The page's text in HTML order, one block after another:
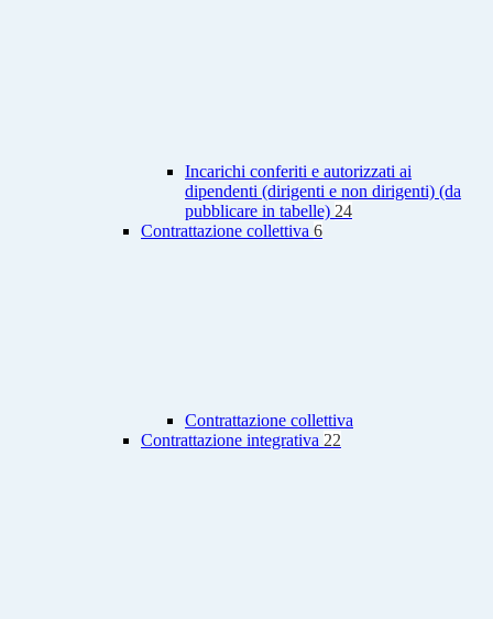
Incarichi conferiti e autorizzati ai
dipendenti (dirigenti e non dirigenti) (da
pubblicare in tabelle) 24
Contrattazione collettiva 6
Contrattazione collettiva
Contrattazione integrativa 22